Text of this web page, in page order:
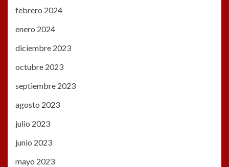
febrero 2024
enero 2024
diciembre 2023
octubre 2023
septiembre 2023
agosto 2023
julio 2023
junio 2023
mayo 2023